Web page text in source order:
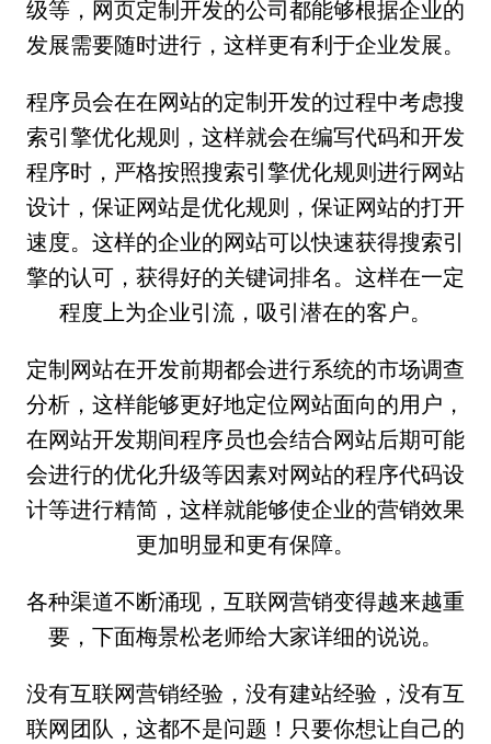
级等，网页定制开发的公司都能够根据企业的
发展需要随时进行，这样更有利于企业发展。
程序员会在在网站的定制开发的过程中考虑搜
索引擎优化规则，这样就会在编写代码和开发
程序时，严格按照搜索引擎优化规则进行网站
设计，保证网站是优化规则，保证网站的打开
速度。这样的企业的网站可以快速获得搜索引
擎的认可，获得好的关键词排名。这样在一定
程度上为企业引流，吸引潜在的客户。
定制网站在开发前期都会进行系统的市场调查
分析，这样能够更好地定位网站面向的用户，
在网站开发期间程序员也会结合网站后期可能
会进行的优化升级等因素对网站的程序代码设
计等进行精简，这样就能够使企业的营销效果
更加明显和更有保障。
各种渠道不断涌现，互联网营销变得越来越重
要，下面梅景松老师给大家详细的说说。
没有互联网营销经验，没有建站经验，没有互
联网团队，这都不是问题！只要你想让自己的